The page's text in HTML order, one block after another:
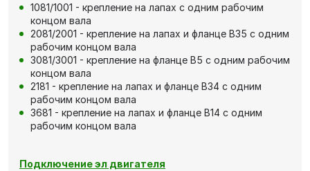
1081/1001 - крепление на лапах с одним рабочим
концом вала
2081/2001 - крепление на лапах и фланце В35 с одним
рабочим концом вала
3081/3001 - крепление на фланце В5 с одним рабочим
концом вала
2181 - крепление на лапах и фланце В34 с одним
рабочим концом вала
3681 - крепление на лапах и фланце В14 с одним
рабочим концом вала
Подключение эл двигателя